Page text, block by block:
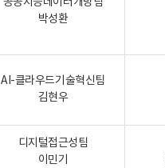
박성환
AI-클라우드기술혁신팀
김현우
디지털접근성팀
이민기